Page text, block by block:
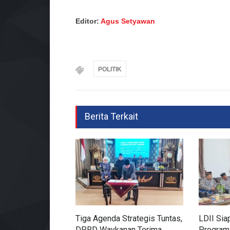
Editor: Agus Setyawan
POLITIK
Berita Terkait
Tiga Agenda Strategis Tuntas,
LDII